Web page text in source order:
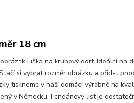
18 cm
Liška na kruhový dort. Ideální na
si vybrat rozměr obrázku a přidat
tiskneme v naší domácí výrobně na
v Německu. Fondánový list je